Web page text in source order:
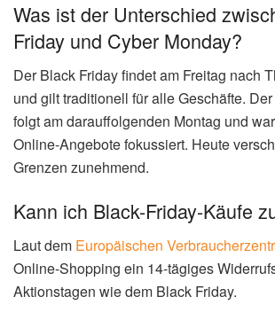
Was ist der Unterschied
Friday und Cyber Monday?
Der Black Friday findet am Freitag nach
und gilt traditionell für alle Geschäfte.
folgt am darauffolgenden Montag und
Online-Angebote fokussiert. Heute
Grenzen zunehmend.
Kann ich Black-Friday-Käufe
Laut dem Europäischen
Online-Shopping ein 14-tägiges
Aktionstagen wie dem Black Friday.